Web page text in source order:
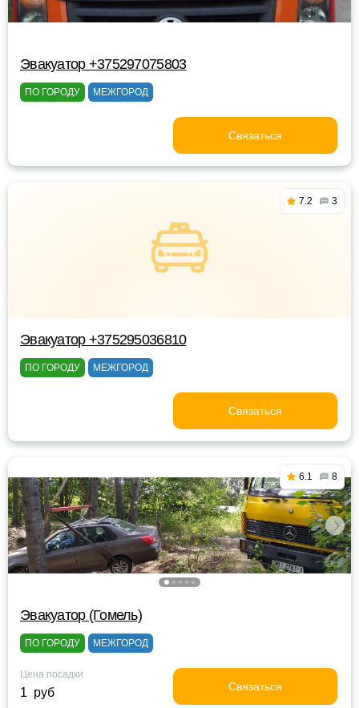
Эвакуатор +375297075803
ПО ГОРОДУ МЕЖГОРОД
Связаться
7.2 3
Эвакуатор +375295036810
ПО ГОРОДУ МЕЖГОРОД
Связаться
6.1 8
Эвакуатор (Гомель)
ПО ГОРОДУ МЕЖГОРОД
Цена посадки
1 руб Связаться